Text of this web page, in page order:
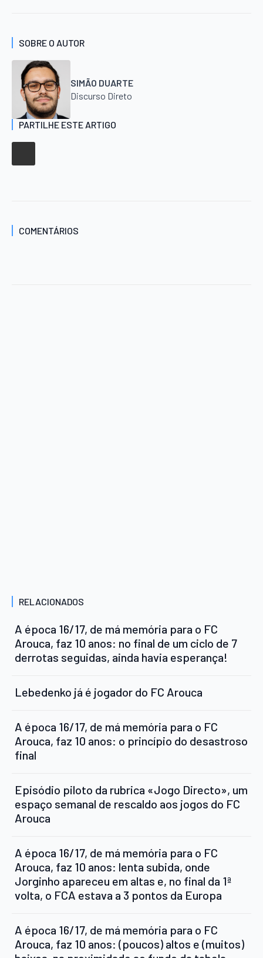
SOBRE O AUTOR
SIMÃO DUARTE
Discurso Direto
PARTILHE ESTE ARTIGO
COMENTÁRIOS
RELACIONADOS
A época 16/17, de má memória para o FC
Arouca, faz 10 anos: no final de um ciclo de 7
derrotas seguidas, ainda havia esperança!
Lebedenko já é jogador do FC Arouca
A época 16/17, de má memória para o FC
Arouca, faz 10 anos: o princípio do desastroso
final
Episódio piloto da rubrica «Jogo Directo», um
espaço semanal de rescaldo aos jogos do FC
Arouca
A época 16/17, de má memória para o FC
Arouca, faz 10 anos: lenta subida, onde
Jorginho apareceu em altas e, no final da 1ª
volta, o FCA estava a 3 pontos da Europa
A época 16/17, de má memória para o FC
Arouca, faz 10 anos: (poucos) altos e (muitos)